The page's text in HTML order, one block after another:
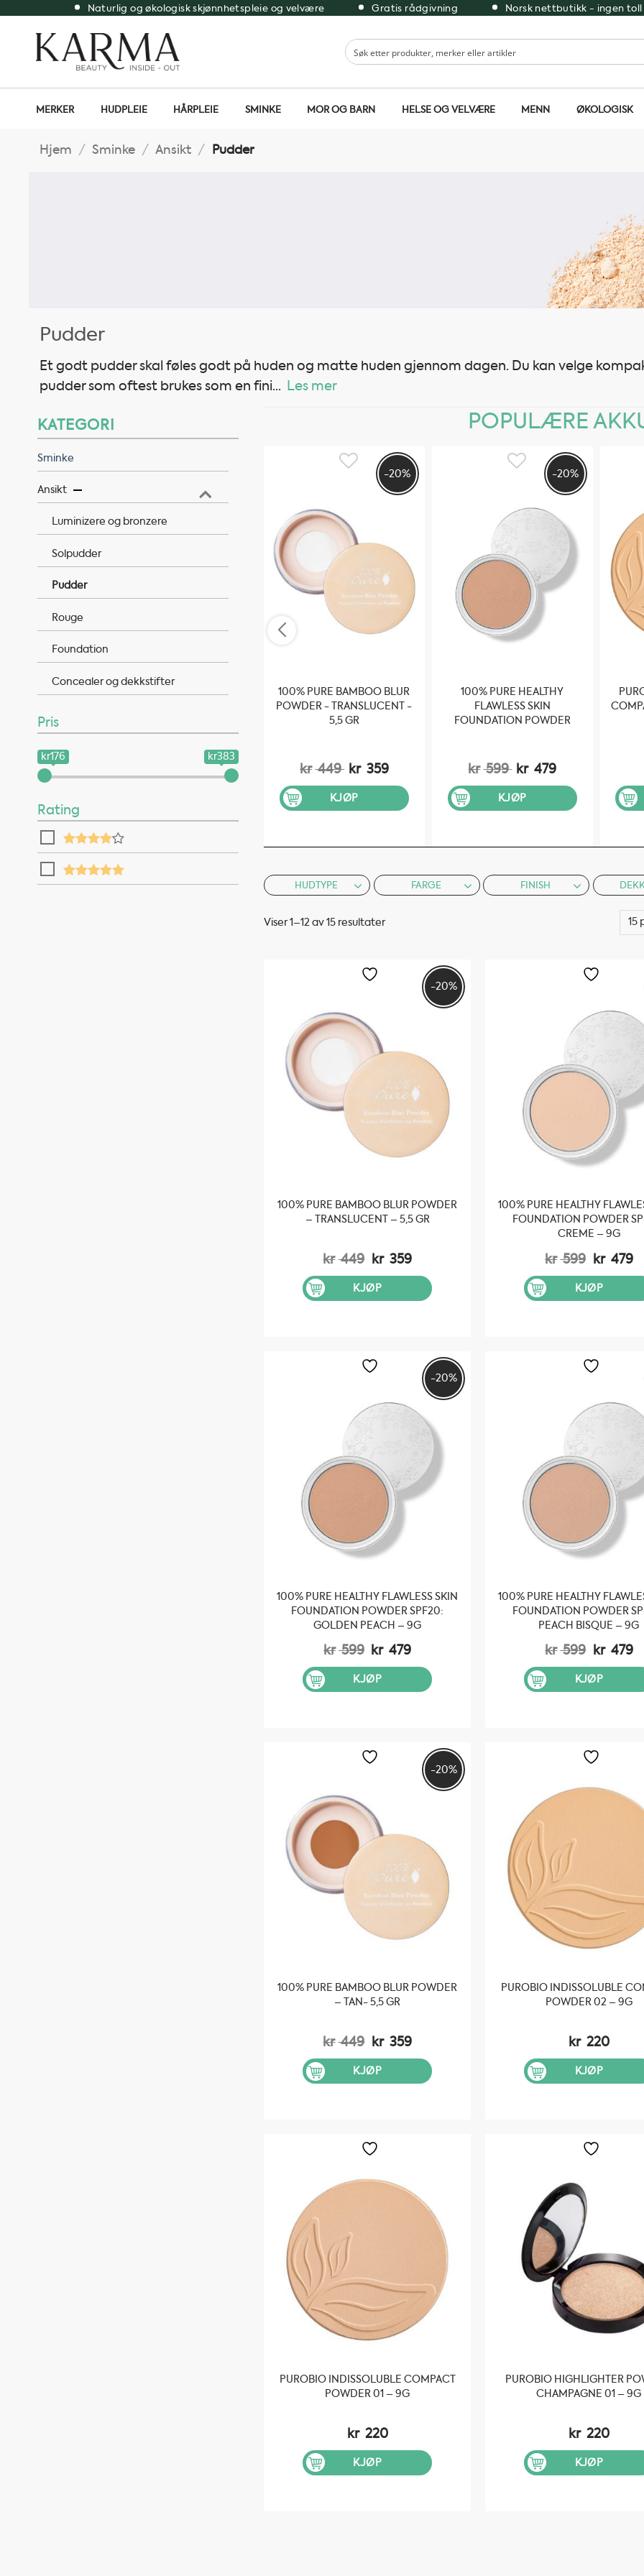
content
Naturlig og økologisk skjønnhetspleie og velvære Gratis rådgivning Norsk nettbutikk - ingen toll
MERKER HUDPLEIE HÅRPLEIE SMINKE MOR OG BARN HELSE OG VELVÆRE MENN ØKOLOGISK
Hjem / Sminke / Ansikt / Pudder
Pudder
Et godt pudder skal føles godt på huden og matte huden gjennom dagen. Du kan velge
pudder som oftest brukes som en fini... Les mer
KATEGORI
Sminke
Ansikt
Luminizere og bronzere
Solpudder
Pudder
Rouge
Foundation
Concealer og dekkstifter
Pris
kr176 kr383
Rating
POPULÆRE
-20%
100% PURE BAMBOO BLUR
POWDER - TRANSLUCENT -
5,5 GR
kr449 kr 359
KJØP
-20%
100% PURE HEALTHY
FLAWLESS SKIN
FOUNDATION POWDER
kr599 kr 479
KJØP
HUDTYPE FARGE FINISH
Viser 1–12 av 15 resultater
Sortert
-20%
100% PURE BAMBOO BLUR POWDER
– TRANSLUCENT – 5,5 GR
kr449 Opprinnelig
var:
kr 449.
kr 359Nåværende
er:
kr 359.
KJØP
100% PURE HEALTHY
FOUNDATION POWDER
CREME – 9G
kr599
var:
kr 599.
kr 479
kr
KJØP
-20%
100% PURE HEALTHY FLAWLESS SKIN
FOUNDATION POWDER SPF20:
GOLDEN PEACH – 9G
kr599 Opprinnelig
pris
var:
kr 599.
kr 479Nåværende
pris
er:
kr 479.
KJØP
100% PURE HEALTHY
FOUNDATION POWDER
PEACH BISQUE – 9G
kr599
pris
var:
kr 599.
kr 479
kr
KJØP
-20%
100% PURE BAMBOO BLUR POWDER
– TAN- 5,5 GR
kr449 Opprinnelig
pris
var:
kr 449.
kr 359Nåværende
pris
er:
kr 359.
KJØP
PUROBIO INDISSOLUBLE
POWDER 02 – 9G
kr 220
KJØP
PUROBIO INDISSOLUBLE COMPACT
POWDER 01 – 9G
kr 220
KJØP
PUROBIO HIGHLIGHTER
CHAMPAGNE 01 – 9G
kr 220
KJØP